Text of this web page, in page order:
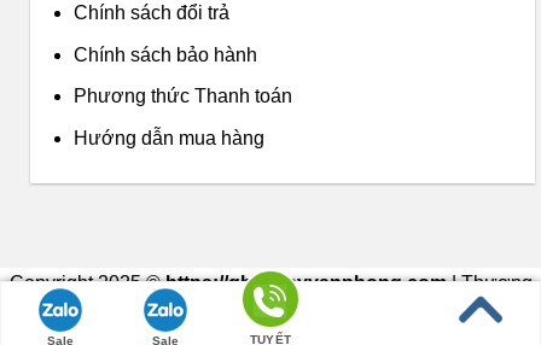
Chính sách đổi trả
Chính sách bảo hành
Phương thức Thanh toán
Hướng dẫn mua hàng
Copyright 2025 ©https://ghexoayvanphong.com| Thương
hiệu thuộc về Nội Thất Phong Vân
Sale Sale TUYẾT